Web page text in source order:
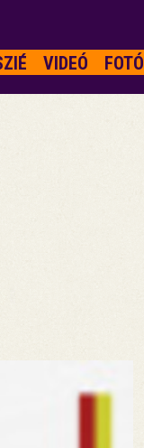
VIDEÓ FOTÓ